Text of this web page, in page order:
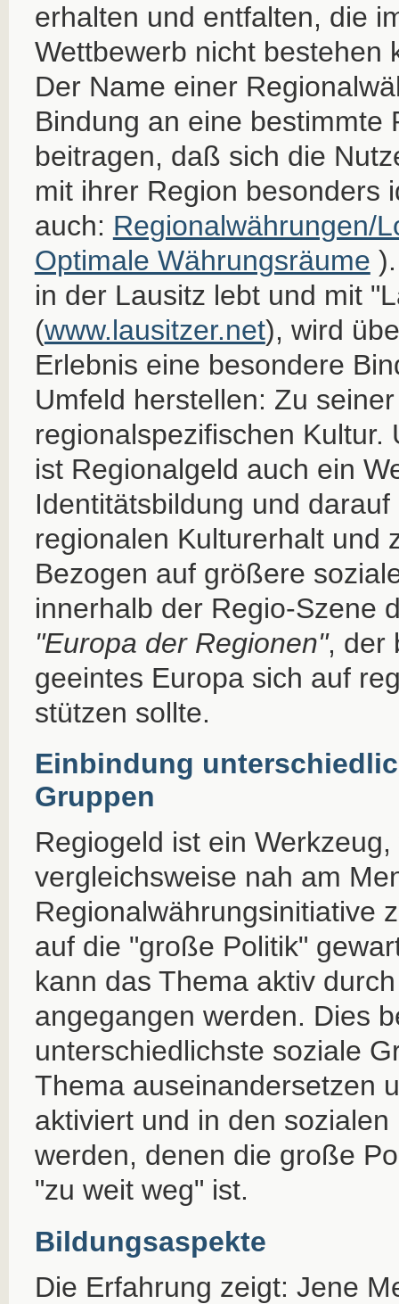
erhalten und entfalten, die
Wettbewerb nicht bestehen
Der Name einer
Bindung an eine bestimmte
beitragen, daß sich die
mit ihrer Region besonders
auch: Regionalwährungen/
Optimale Währungsräume
in der Lausitz lebt und mit
(www.lausitzer.net), wird
Erlebnis eine besondere
Umfeld herstellen: Zu
regionalspezifischen Kultur.
ist Regionalgeld auch ein
Identitätsbildung und
regionalen Kulturerhalt und
Bezogen auf größere
innerhalb der Regio-Szene
"Europa der Regionen", der
geeintes Europa sich auf
stützen sollte.
Einbindung
Gruppen
Regiogeld ist ein
vergleichsweise nah am
Regionalwährungsinitiative
auf die "große Politik"
kann das Thema aktiv
angegangen werden. Dies
unterschiedlichste soziale
Thema auseinandersetzen
aktiviert und in den
werden, denen die große
"zu weit weg" ist.
Bildungsaspekte
Die Erfahrung zeigt: Jene